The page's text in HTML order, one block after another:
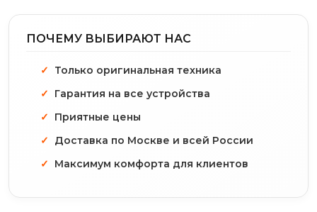
ПОЧЕМУ ВЫБИРАЮТ НАС
Только оригинальная техника
Гарантия на все устройства
Приятные цены
Доставка по Москве и всей России
Максимум комфорта для клиентов